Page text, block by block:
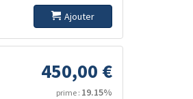
Ajouter
450,00 €
prime : 19.15%